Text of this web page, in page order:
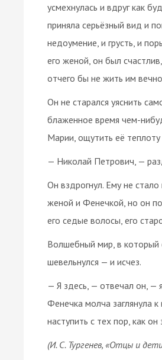
усмехнулась и вдруг как
приняла серьёзный вид и
недоумение, и грусть, и
его женой, он был
отчего бы не жить им
Он не старался уяснить
блаженное время чем-
Марии, ощутить её
— Николай Петрович, —
Он вздрогнул. Ему не
женой и Фенечкой, но он
его седые волосы, его
Волшебный мир, в который
шевельнулся — и исчез.
— Я здесь, — отвечал он, —
Фенечка молча заглянула
наступить с тех пор, как он
(И. С. Тургенев, «Отцы и